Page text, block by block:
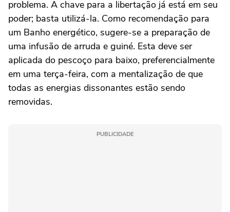
problema. A chave para a libertação já está em seu
poder; basta utilizá-la. Como recomendação para
um Banho energético, sugere-se a preparação de
uma infusão de arruda e guiné. Esta deve ser
aplicada do pescoço para baixo, preferencialmente
em uma terça-feira, com a mentalização de que
todas as energias dissonantes estão sendo
removidas.
PUBLICIDADE